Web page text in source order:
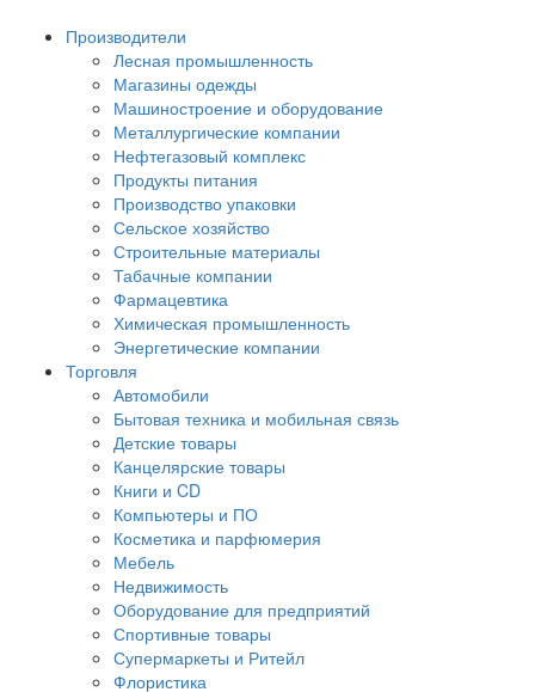
Производители
Лесная промышленность
Магазины одежды
Машиностроение и оборудование
Металлургические компании
Нефтегазовый комплекс
Продукты питания
Производство упаковки
Сельское хозяйство
Строительные материалы
Табачные компании
Фармацевтика
Химическая промышленность
Энергетические компании
Торговля
Автомобили
Бытовая техника и мобильная связь
Детские товары
Канцелярские товары
Книги и CD
Компьютеры и ПО
Косметика и парфюмерия
Мебель
Недвижимость
Оборудование для предприятий
Спортивные товары
Супермаркеты и Ритейл
Флористика